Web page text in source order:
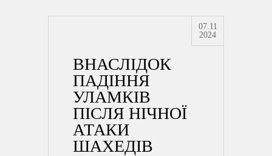
07.11
2024
ВНАСЛІДОК
ПАДІННЯ
УЛАМКІВ
ПІСЛЯ НІЧНОЇ
АТАКИ
ШАХЕДІВ